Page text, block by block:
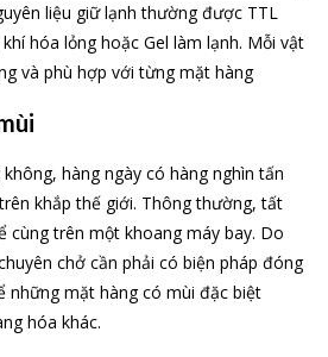
liệu giữ lạnh thường được TTL
hóa lỏng hoặc Gel làm lạnh. Mỗi vật
và phù hợp với từng mặt hàng
hàng ngày có hàng nghìn tấn
khắp thế giới. Thông thường, tất
cùng trên một khoang máy bay. Do
chở cần phải có biện pháp đóng
những mặt hàng có mùi đặc biệt
hóa khác.